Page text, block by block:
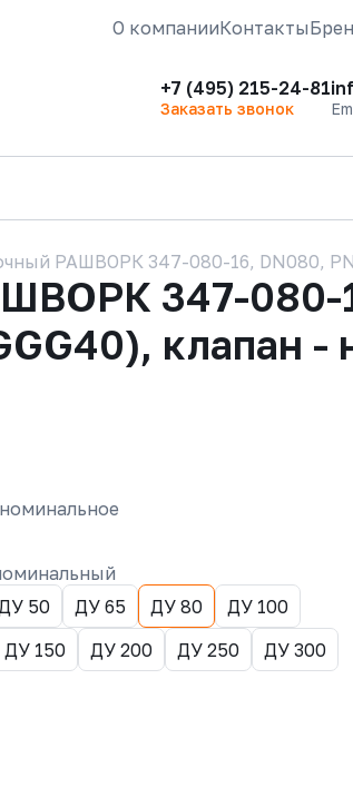
О компанииКонтакты
+7 (495) 215-24-81
Заказать звонок
РАШВОРК 347-080-16, DN080,
347-080-
клапан -
50 ДУ 65 ДУ 80
ДУ 100
ДУ 150 ДУ 200 ДУ 250 ДУ 300